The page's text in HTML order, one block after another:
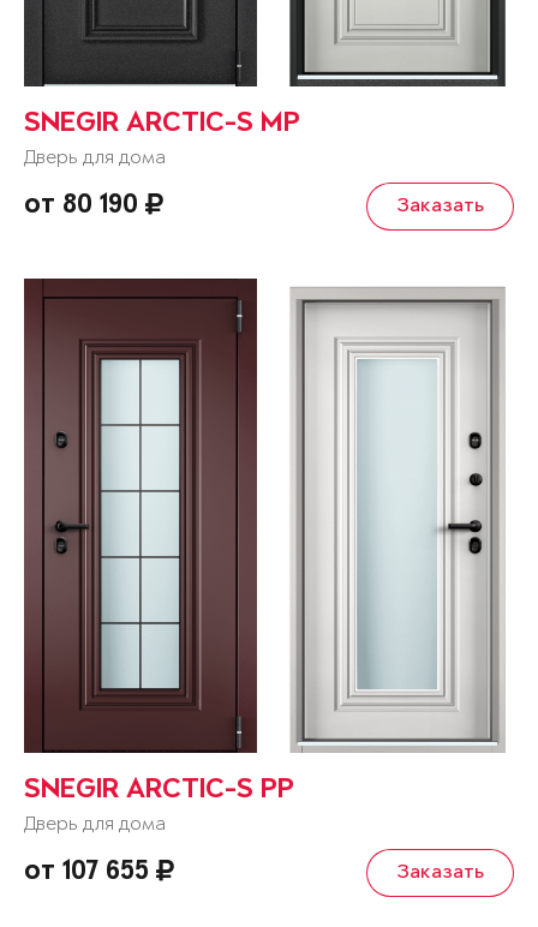
SNEGIR ARCTIC-S MP
Дверь для дома
от 80 190 Заказать
SNEGIR ARCTIC-S PP
Дверь для дома
от 107 655 Заказать